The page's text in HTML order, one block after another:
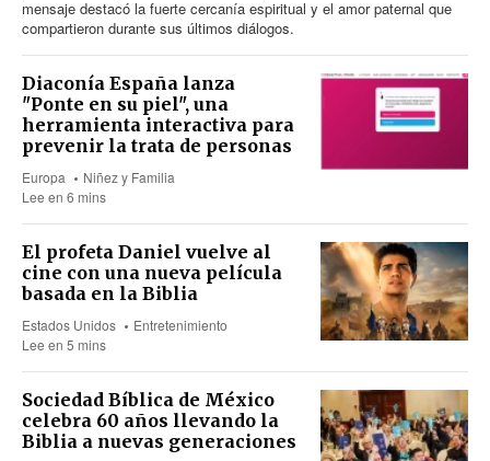
mensaje destacó la fuerte cercanía espiritual y el amor paternal que
compartieron durante sus últimos diálogos.
Diaconía España lanza
"Ponte en su piel", una
herramienta interactiva para
prevenir la trata de personas
Europa
Niñez y Familia
Lee en 6 mins
El profeta Daniel vuelve al
cine con una nueva película
basada en la Biblia
Estados Unidos
Entretenimiento
Lee en 5 mins
Sociedad Bíblica de México
celebra 60 años llevando la
Biblia a nuevas generaciones